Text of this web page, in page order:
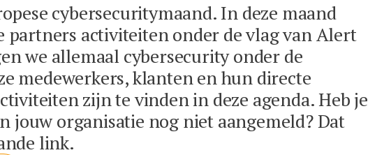
cybersecuritymaand. In deze maand
partners activiteiten onder de vlag van Alert
we allemaal cybersecurity onder de
medewerkers, klanten en hun directe
zijn te vinden in deze agenda. Heb je
jouw organisatie nog niet aangemeld? Dat
link.